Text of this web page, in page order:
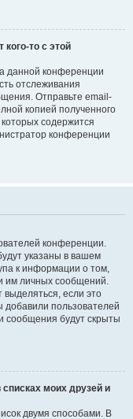
то с этой
данной конференции
отслеживания
Отправьте email-
копией полученного
содержится
конференции
конференции.
указаны в вашем
к информации о том,
им личных сообщений.
выделяться, если это
пользователей
сообщения будут скрыты
моих друзей и
двумя способами. В